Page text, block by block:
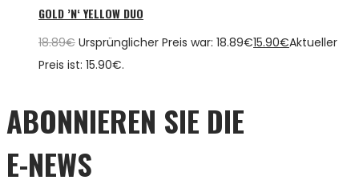
GOLD ’N‘ YELLOW DUO
18.89€ Ursprünglicher Preis war: 18.89€15.90€Aktueller
Preis ist: 15.90€.
ABONNIEREN SIE DIE
E-NEWS